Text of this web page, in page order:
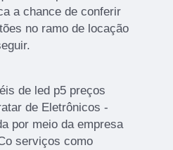
a chance de conferir
no ramo de locação
de led p5 preços
de Eletrônicos -
por meio da empresa
serviços como